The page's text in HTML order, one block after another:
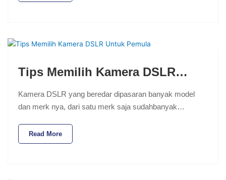
Tips Memilih Kamera DSLR…
Kamera DSLR yang beredar dipasaran banyak model
dan merk nya, dari satu merk saja sudahbanyak…
Read More